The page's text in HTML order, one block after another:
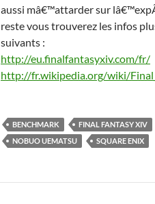
aussi mâ€™attarder sur
reste vous trouverez les infos
suivants :
http://eu.finalfantasyxiv.com/fr/
http://fr.wikipedia.org/wiki/
BENCHMARK FINAL FANTASY XIV
NOBUO UEMATSU
SQUARE ENIX